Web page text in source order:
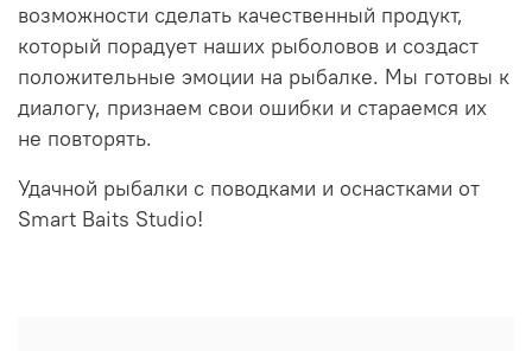
возможности сделать качественный продукт,
который порадует наших рыболовов и создаст
положительные эмоции на рыбалке. Мы готовы к
диалогу, признаем свои ошибки и стараемся их
не повторять.
Удачной рыбалки с поводками и оснастками от
Smart Baits Studio!